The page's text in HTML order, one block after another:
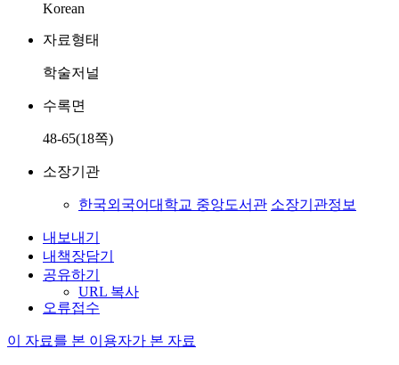
Korean
자료형태
학술저널
수록면
48-65(18쪽)
소장기관
한국외국어대학교 중앙도서관 소장기관정보
내보내기
내책장담기
공유하기
URL 복사
오류접수
이 자료를 본 이용자가 본 자료